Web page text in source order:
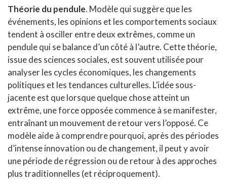
Théorie du pendule. Modèle qui suggère que les
événements, les opinions et les comportements sociaux
tendent à osciller entre deux extrêmes, comme un
pendule qui se balance d’un côté à l’autre. Cette théorie,
issue des sciences sociales, est souvent utilisée pour
analyser les cycles économiques, les changements
politiques et les tendances culturelles. L’idée sous-
jacente est que lorsque quelque chose atteint un
extrême, une force opposée commence à se manifester,
entraînant un mouvement de retour vers l’opposé. Ce
modèle aide à comprendre pourquoi, après des périodes
d’intense innovation ou de changement, il peut y avoir
une période de régression ou de retour à des approches
plus traditionnelles (et réciproquement).